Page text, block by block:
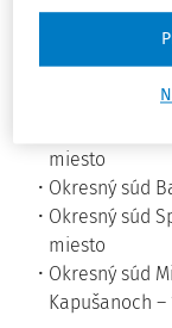
Okresný súd
Okresný súd
Sobote – 1
miesto
Okresný súd
Okresný súd
miesto
Okresný súd
Kapušanoch –